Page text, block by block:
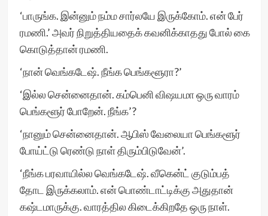
‘பாருங்க. இன்னும் நம்ம சார்லயே இருக்கோம். என் பேர்
ரமணி.’ அவர் நிறுத்தியதைக் கவனிக்காதது போல் கை
கொடுத்தான் ரமணி.
‘நான் வெங்கடேஷ். நீங்க பெங்களூரா?’
‘இல்ல சென்னைதான். கம்பெனி விஷயமா ஒரு வாரம்
பெங்களூர் போறேன். நீங்க’?
‘நானும் சென்னைதான். ஆபிஸ் வேலையா பெங்களூர்
போய்ட்டு ரெண்டு நாள் திரும்பிடுவேன்’.
‘நீங்க பரவாயில்ல வெங்கடேஷ். வீகென்ட் குடும்பத்
தோட இருக்கலாம். என் பொண்டாட்டிக்கு அதுதான்
கஷ்டமாருக்கு. வாரத்தில கிடைக்கிறதே ஒரு நாள்.